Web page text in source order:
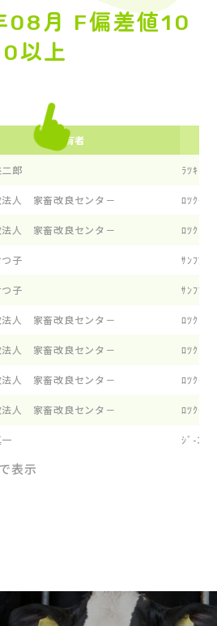
08月 F偏差値10
0以上
所有者
郎 ﾗﾂｷ-ﾏ-
法人 家畜改良センタ－ ﾛﾂｸｲ-ｸ
法人 家畜改良センタ－ ﾛﾂｸ E
子 ｻﾝﾌｱ-ﾑ
子 ｻﾝﾌｱ-ﾑ
法人 家畜改良センタ－ ﾛﾂｸ E
法人 家畜改良センタ－ ﾛﾂｸ E
法人 家畜改良センタ－ ﾛﾂｸｲ-ｸ
法人 家畜改良センタ－ ﾛﾂｸｲ-ｸ
ｼﾞ-ｴｽ
表示